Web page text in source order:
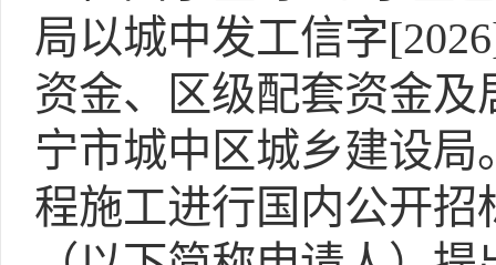
局以城中发工信字
资金、区级配套资金
宁市城中区城乡建设
程施工进行国内公开